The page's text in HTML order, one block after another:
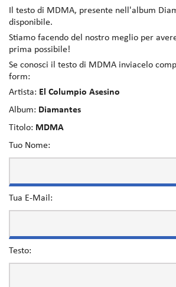
Il testo di MDMA, presente nell'album
disponibile.
Stiamo facendo del nostro meglio per
prima possibile!
Se conosci il testo di MDMA inviacelo
form:
Artista: El Columpio Asesino
Album: Diamantes
Titolo: MDMA
Tuo Nome:
Tua E-Mail:
Testo: